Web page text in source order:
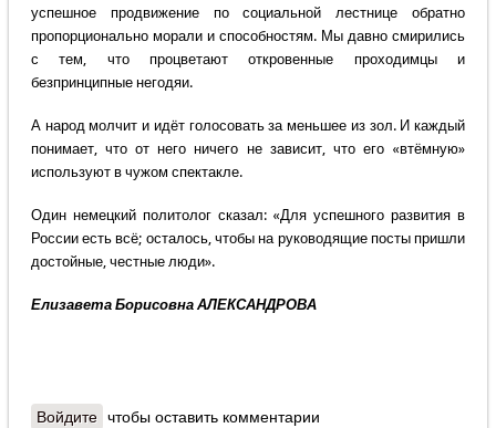
успешное продвижение по социальной лестнице обратно
пропорционально морали и способностям. Мы давно смирились
с тем, что процветают откровенные проходимцы и
безпринципные негодяи.
А народ молчит и идёт голосовать за меньшее из зол. И каждый
понимает, что от него ничего не зависит, что его «втёмную»
используют в чужом спектакле.
Один немецкий политолог сказал: «Для успешного развития в
России есть всё; осталось, чтобы на руководящие посты пришли
достойные, честные люди».
Елизавета Борисовна АЛЕКСАНДРОВА
Войдите чтобы оставить комментарии